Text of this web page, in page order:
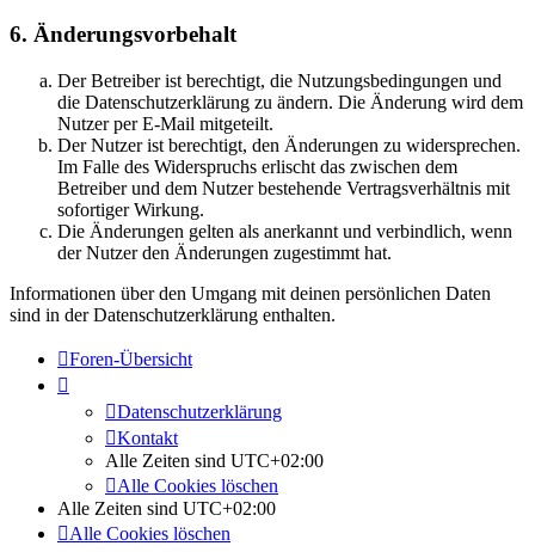
6. Änderungsvorbehalt
Der Betreiber ist berechtigt, die Nutzungsbedingungen und
die Datenschutzerklärung zu ändern. Die Änderung wird dem
Nutzer per E-Mail mitgeteilt.
Der Nutzer ist berechtigt, den Änderungen zu widersprechen.
Im Falle des Widerspruchs erlischt das zwischen dem
Betreiber und dem Nutzer bestehende Vertragsverhältnis mit
sofortiger Wirkung.
Die Änderungen gelten als anerkannt und verbindlich, wenn
der Nutzer den Änderungen zugestimmt hat.
Informationen über den Umgang mit deinen persönlichen Daten
sind in der Datenschutzerklärung enthalten.
Foren-Übersicht
Datenschutzerklärung
Kontakt
Alle Zeiten sind UTC+02:00
Alle Cookies löschen
Alle Zeiten sind UTC+02:00
Alle Cookies löschen